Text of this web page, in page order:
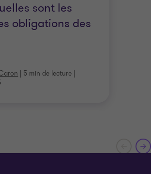
sont les
obligations des
| 5 min de lecture |